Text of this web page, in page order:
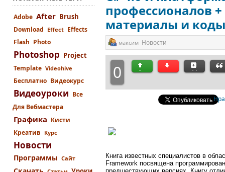
профессионалов
материалы и коды
максим Новости
0
Книга известных специалистов в
Framework посвящена
Adobe After Brush
Download Effect Effects
Flash Photo
Photoshop Project
Template Videohive
Бесплатно Видеокурс
Видеоуроки Все
Для Вебмастера
Графика Кисти
Креатив Курс
Новости
Программы Сайт